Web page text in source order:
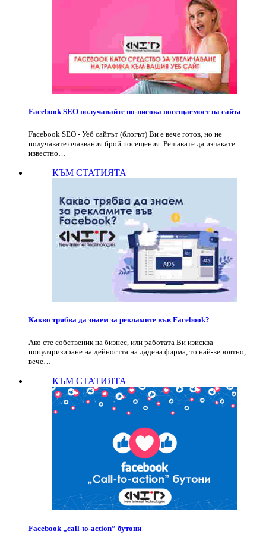
Facebook SEO получавайте по-висока посещаемост на сайта
Facebook SEO - Уеб сайтът (блогът) Ви е вече готов, но не
получавате очаквания брой посещения. Решавате да изчакате
известно…
КЪМ СТАТИЯТА
Какво трябва да знаем за рекламите във Facebook?
Ако сте собственик на бизнес, или работата Ви изисква
популяризиране на дейността на дадена фирма, то най-вероятно,
вече…
КЪМ СТАТИЯТА
Facebook „call-to-action” бутони